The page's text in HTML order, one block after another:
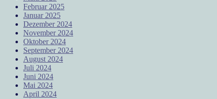
Februar 2025
Januar 2025
Dezember 2024
November 2024
Oktober 2024
September 2024
August 2024
Juli 2024
Juni 2024
Mai 2024
April 2024